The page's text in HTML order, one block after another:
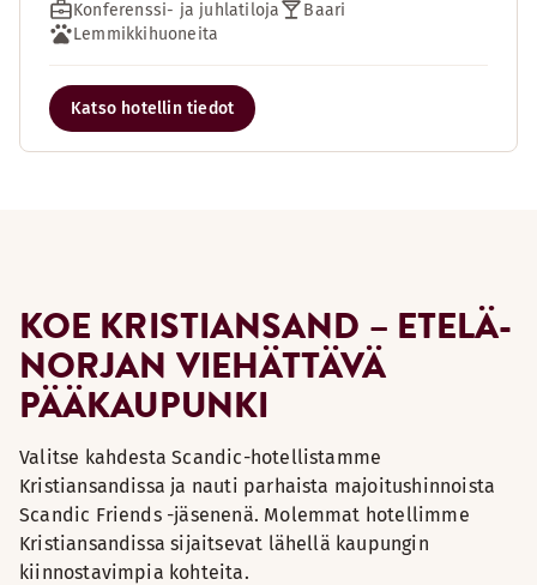
Konferenssi- ja juhlatiloja
Baari
Lemmikkihuoneita
Katso hotellin tiedot
KOE KRISTIANSAND – ETELÄ-
NORJAN VIEHÄTTÄVÄ
PÄÄKAUPUNKI
Valitse kahdesta Scandic-hotellistamme
Kristiansandissa ja nauti parhaista majoitushinnoista
Scandic Friends -jäsenenä. Molemmat hotellimme
Kristiansandissa sijaitsevat lähellä kaupungin
kiinnostavimpia kohteita.